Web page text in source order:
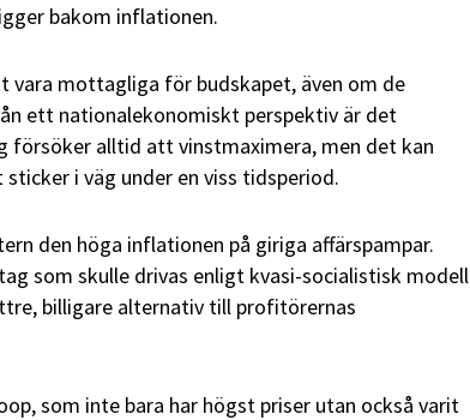
bakom inflationen.
vara mottagliga för budskapet, även om de
ett nationalekonomiskt perspektiv är det
försöker alltid att vinstmaximera, men det kan
i väg under en viss tidsperiod.
den höga inflationen på giriga affärspampar.
som skulle drivas enligt kvasi-socialistisk modell
billigare alternativ till profitörernas
som inte bara har högst priser utan också varit